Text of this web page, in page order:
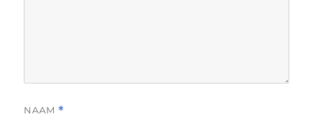
NAAM *